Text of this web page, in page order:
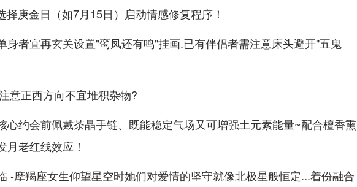
择庚金日（如7月15日）启动情感修复程序！
身者宜再玄关设置"鸾凤还有鸣"挂画.已有伴侣者需注意床头避开"五鬼
意正西方向不宜堆积杂物?
心约会前佩戴茶晶手链、既能稳定气场又可增强土元素能量~配合檀香熏
月老红线效应！
-摩羯座女生仰望星空时她们对爱情的坚守就像北极星般恒定...着份融合